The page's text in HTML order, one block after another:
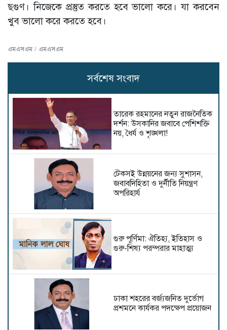
ছগুণ। নিজেকে প্রস্তুত করতে হবে ভালো করে। যা করবেন
খুব ভালো করে করতে হবে।
এমএসএম / এমএসএম
সর্বশেষ সংবাদ
তারেক রহমানের নতুন রাজনৈতিক
দর্শন: উসকানির জবাবে পেশিশক্তি
নয়, ধৈর্য ও শৃঙ্খলা!
টেকসই উন্নয়নের জন্য সুশাসন,
জবাবদিহিতা ও দুর্নীতি নিয়ন্ত্রণ
অপরিহার্য
গুরু পূর্ণিমা: ঐতিহ্য, ইতিহাস ও
গুরু-শিষ্য পরম্পরার মাহাত্ম্য
ঢাকা শহরের বর্জ্যজনিত দুর্ভোগ
প্রশমনে কার্যকর পদক্ষেপ প্রয়োজন